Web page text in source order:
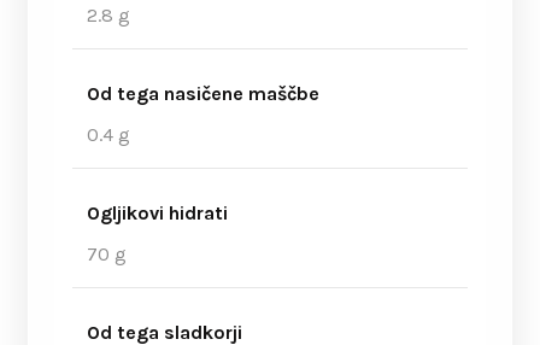
2.8 g
Od tega nasičene maščbe
0.4 g
Ogljikovi hidrati
70 g
Od tega sladkorji